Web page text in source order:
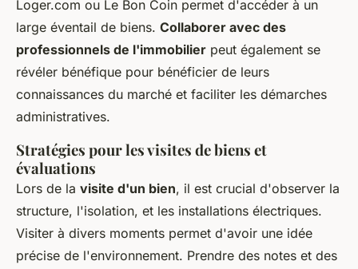
Loger.com ou Le Bon Coin permet d'accéder à un
large éventail de biens. Collaborer avec des
professionnels de l'immobilier peut également se
révéler bénéfique pour bénéficier de leurs
connaissances du marché et faciliter les démarches
administratives.
Stratégies pour les visites de biens et
évaluations
Lors de la visite d'un bien, il est crucial d'observer la
structure, l'isolation, et les installations électriques.
Visiter à divers moments permet d'avoir une idée
précise de l'environnement. Prendre des notes et des